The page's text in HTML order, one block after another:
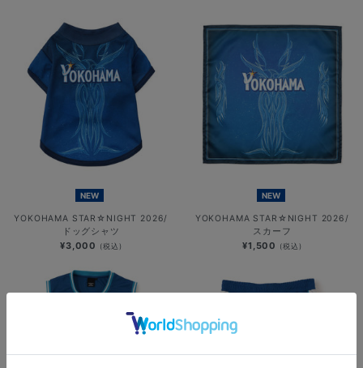
NEW
YOKOHAMA STAR☆NIGHT 2026/
ドッグシャツ
¥3,000 (税込)
NEW
YOKOHAMA STAR☆NIGHT 2026/
スカーフ
¥1,500 (税込)